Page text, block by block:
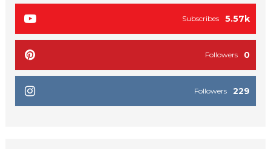
5.57k
Subscribes
0
Followers
229
Followers